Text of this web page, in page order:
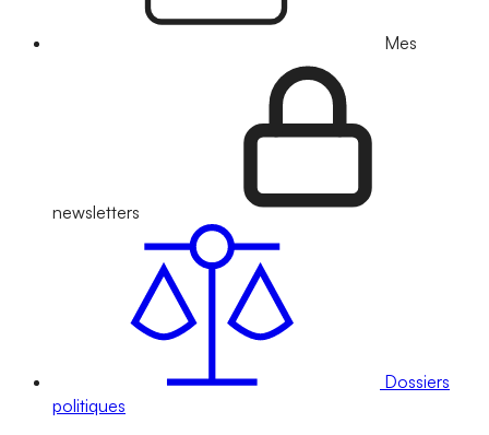
Mes
newsletters
Dossiers
politiques